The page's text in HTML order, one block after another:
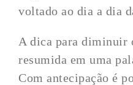
voltado ao dia a dia
A dica para diminuir
resumida em uma
Com antecipação é